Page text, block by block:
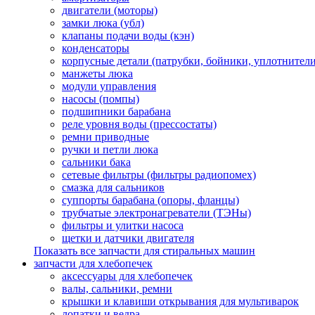
двигатели (моторы)
замки люка (убл)
клапаны подачи воды (кэн)
конденсаторы
корпусные детали (патрубки, бойники,
манжеты люка
модули управления
насосы (помпы)
подшипники барабана
реле уровня воды (прессостаты)
ремни приводные
ручки и петли люка
сальники бака
сетевые фильтры (фильтры радиопомех)
смазка для сальников
суппорты барабана (опоры, фланцы)
трубчатые электронагреватели (ТЭНы)
фильтры и улитки насоса
щетки и датчики двигателя
Показать все запчасти для стиральных машин
запчасти для хлебопечек
аксессуары для хлебопечек
валы, сальники, ремни
крышки и клавиши открывания для мультиварок